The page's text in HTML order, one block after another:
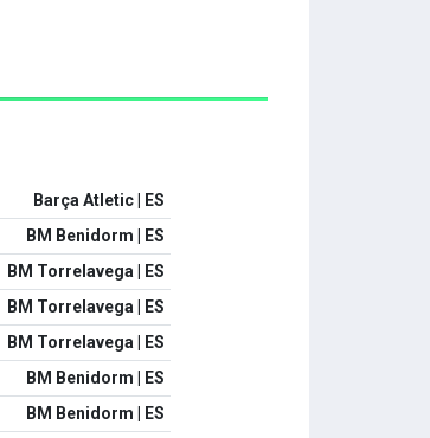
Barça Atletic | ES
BM Benidorm | ES
BM Torrelavega | ES
BM Torrelavega | ES
BM Torrelavega | ES
BM Benidorm | ES
BM Benidorm | ES